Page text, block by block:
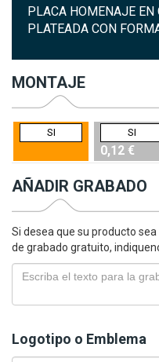
PLACA HOMENAJE EN
PLATEADA CON
MONTAJE
SI SI
0,12 €
AÑADIR GRABADO
Si desea que su producto
de grabado gratuito,
Logotipo o Emblema